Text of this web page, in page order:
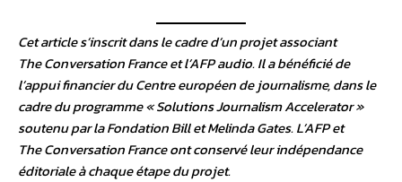
Cet article s’inscrit dans le cadre d’un projet associant
The Conversation France et l’AFP audio. Il a bénéficié de
l’appui financier du Centre européen de journalisme, dans le
cadre du programme « Solutions Journalism Accelerator »
soutenu par la Fondation Bill et Melinda Gates. L’AFP et
The Conversation France ont conservé leur indépendance
éditoriale à chaque étape du projet.